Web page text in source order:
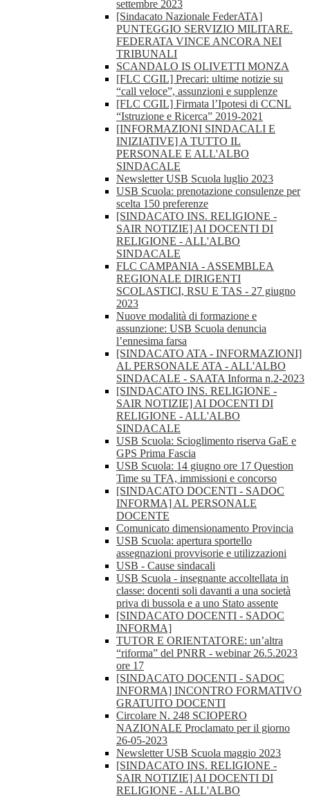
settembre 2023
[Sindacato Nazionale FederATA]
PUNTEGGIO SERVIZIO MILITARE.
FEDERATA VINCE ANCORA NEI
TRIBUNALI
SCANDALO IS OLIVETTI MONZA
[FLC CGIL] Precari: ultime notizie su
“call veloce”, assunzioni e supplenze
[FLC CGIL] Firmata l’Ipotesi di CCNL
“Istruzione e Ricerca” 2019-2021
[INFORMAZIONI SINDACALI E
INIZIATIVE] A TUTTO IL
PERSONALE E ALL'ALBO
SINDACALE
Newsletter USB Scuola luglio 2023
USB Scuola: prenotazione consulenze per
scelta 150 preferenze
[SINDACATO INS. RELIGIONE -
SAIR NOTIZIE] AI DOCENTI DI
RELIGIONE - ALL'ALBO
SINDACALE
FLC CAMPANIA - ASSEMBLEA
REGIONALE DIRIGENTI
SCOLASTICI, RSU E TAS - 27 giugno
2023
Nuove modalità di formazione e
assunzione: USB Scuola denuncia
l’ennesima farsa
[SINDACATO ATA - INFORMAZIONI]
AL PERSONALE ATA - ALL'ALBO
SINDACALE - SAATA Informa n.2-2023
[SINDACATO INS. RELIGIONE -
SAIR NOTIZIE] AI DOCENTI DI
RELIGIONE - ALL'ALBO
SINDACALE
USB Scuola: Scioglimento riserva GaE e
GPS Prima Fascia
USB Scuola: 14 giugno ore 17 Question
Time su TFA, immissioni e concorso
[SINDACATO DOCENTI - SADOC
INFORMA] AL PERSONALE
DOCENTE
Comunicato dimensionamento Provincia
USB Scuola: apertura sportello
assegnazioni provvisorie e utilizzazioni
USB - Cause sindacali
USB Scuola - insegnante accoltellata in
classe: docenti soli davanti a una società
priva di bussola e a uno Stato assente
[SINDACATO DOCENTI - SADOC
INFORMA]
TUTOR E ORIENTATORE: un’altra
“riforma” del PNRR - webinar 26.5.2023
ore 17
[SINDACATO DOCENTI - SADOC
INFORMA] INCONTRO FORMATIVO
GRATUITO DOCENTI
Circolare N. 248 SCIOPERO
NAZIONALE Proclamato per il giorno
26-05-2023
Newsletter USB Scuola maggio 2023
[SINDACATO INS. RELIGIONE -
SAIR NOTIZIE] AI DOCENTI DI
RELIGIONE - ALL'ALBO